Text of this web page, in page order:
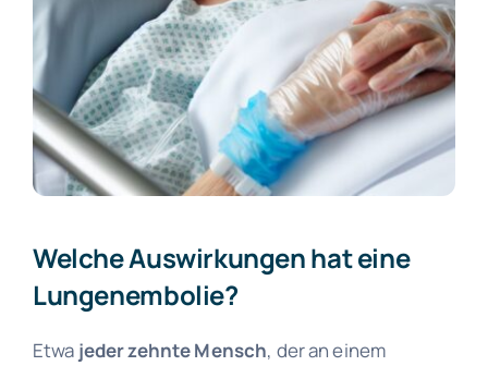
Welche Auswirkungen hat eine
Lungenembolie?
Etwa jeder zehnte Mensch, der an einem